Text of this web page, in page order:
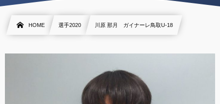
HOME 選手2020 川原 那月 ガイナーレ鳥取U-18